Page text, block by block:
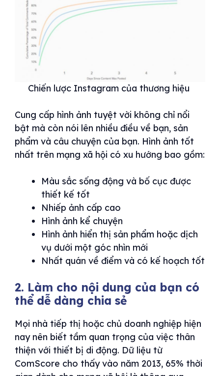
Chiến lược Instagram của thương hiệu
Cung cấp hình ảnh tuyệt vời không chỉ nổi
bật mà còn nói lên nhiều điều về bạn, sản
phẩm và câu chuyện của bạn. Hình ảnh tốt
nhất trên mạng xã hội có xu hướng bao gồm:
Màu sắc sống động và bố cục được
thiết kế tốt
Nhiếp ảnh cấp cao
Hình ảnh kể chuyện
Hình ảnh hiển thị sản phẩm hoặc dịch
vụ dưới một góc nhìn mới
Nhất quán về điểm và có kế hoạch tốt
2. Làm cho nội dung của bạn có
thể dễ dàng chia sẻ
Mọi nhà tiếp thị hoặc chủ doanh nghiệp hiện
nay nên biết tầm quan trọng của việc thân
thiện với thiết bị di động. Dữ liệu từ
ComScore cho thấy vào năm 2013, 65% thời